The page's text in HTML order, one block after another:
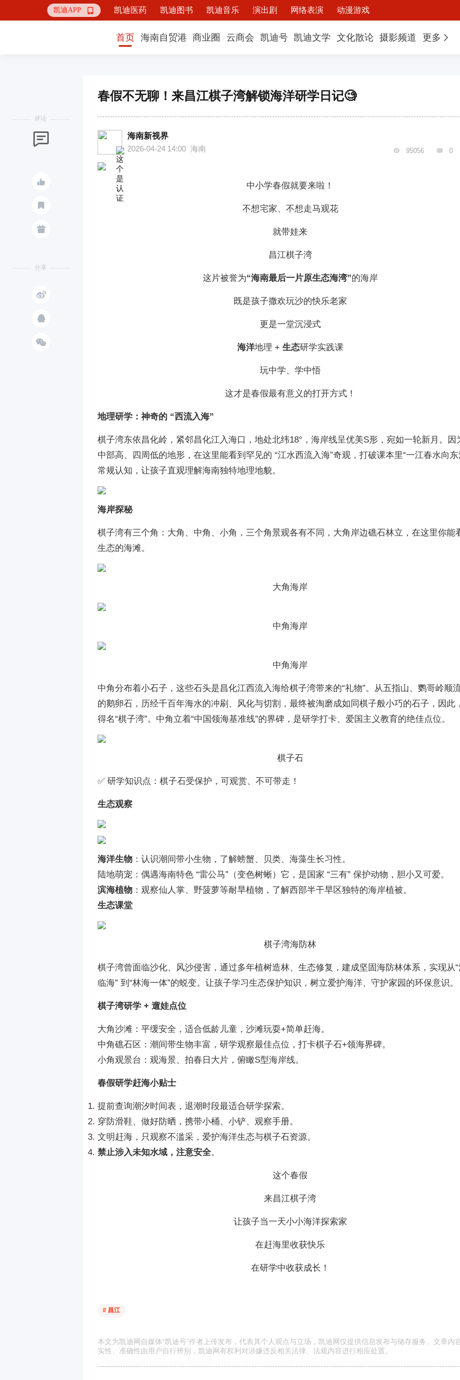
凯迪APP  凯迪医药 凯迪图书 凯迪音乐 演出剧 网络表演 动漫游戏
首页 海南自贸港 商业圈 云商会 凯迪号 凯迪文学 文化散论 摄影频道 更多
评论



分享



春假不无聊！来昌江棋子湾解锁海洋研学日记🧐
海南新视界
2026-04-24 14:00 海南  95056  0
中小学春假就要来啦！
不想宅家、不想走马观花
就带娃来
昌江棋子湾
这片被誉为“海南最后一片原生态海湾”的海岸
既是孩子撒欢玩沙的快乐老家
更是一堂沉浸式
海洋地理 + 生态研学实践课
玩中学、学中悟
这才是春假最有意义的打开方式！
地理研学：神奇的 “西流入海”
棋子湾东依昌化岭，紧邻昌化江入海口，地处北纬18°，海岸线呈优美S形，宛如一轮新月。因
中部高、四周低的地形，在这里能看到罕见的 “江水西流入海”奇观，打破课本里“一江春水向东
常规认知，让孩子直观理解海南独特地理地貌。
海岸探秘
棋子湾有三个角：大角、中角、小角，三个角景观各有不同，大角岸边礁石林立，在这里你能
生态的海滩。
大角海岸
中角海岸
中角海岸
中角分布着小石子，这些石头是昌化江西流入海给棋子湾带来的“礼物”。从五指山、鹦哥岭顺
的鹅卵石，历经千百年海水的冲刷、风化与切割，最终被淘磨成如同棋子般小巧的石子，因此
得名“棋子湾”。中角立着“中国领海基准线”的界碑，是研学打卡、爱国主义教育的绝佳点位。
棋子石
✅ 研学知识点：棋子石受保护，可观赏、不可带走！
生态观察
海洋生物 ：认识潮间带小生物，了解螃蟹、贝类、海藻生长习性。
陆地萌宠：偶遇海南特色 “雷公马”（变色树蜥）它，是国家 “三有” 保护动物，胆小又可爱。
滨海植物 ：观察仙人掌、野菠萝等耐旱植物，了解西部半干旱区独特的海岸植被。
生态课堂
棋子湾海防林
棋子湾曾面临沙化、风沙侵害，通过多年植树造林、生态修复，建成坚固海防林体系，实现从
临海” 到“林海一体”的蜕变。让孩子学习生态保护知识，树立爱护海洋、守护家园的环保意识。
棋子湾研学 + 遛娃点位
大角沙滩：平缓安全，适合低龄儿童，沙滩玩耍+简单赶海。
中角礁石区：潮间带生物丰富，研学观察最佳点位，打卡棋子石+领海界碑。
小角观景台：观海景、拍春日大片，俯瞰S型海岸线。
春假研学赶海小贴士
提前查询潮汐时间表，退潮时段最适合研学探索。
穿防滑鞋、做好防晒，携带小桶、小铲、观察手册。
文明赶海，只观察不滥采，爱护海洋生态与棋子石资源。
禁止涉入未知水域，注意安全。
这个春假
来昌江棋子湾
让孩子当一天小小海洋探索家
在赶海里收获快乐
在研学中收获成长！
# 昌江
本文为凯迪网自媒体“凯迪号”作者上传发布，代表其个人观点与立场，凯迪网仅提供信息发布与储存服务。文章内
实性、准确性由用户自行辨别，凯迪网有权利对涉嫌违反相关法律、法规内容进行相应处置。